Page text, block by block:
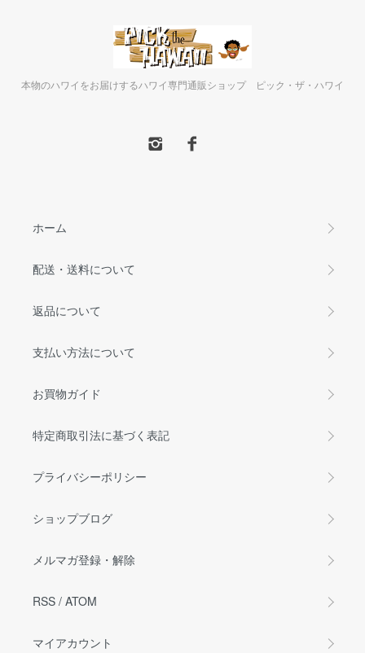
本物のハワイをお届けするハワイ専門通販ショップ ピック・ザ・ハワイ
ホーム
配送・送料について
返品について
支払い方法について
お買物ガイド
特定商取引法に基づく表記
プライバシーポリシー
ショップブログ
メルマガ登録・解除
RSS / ATOM
マイアカウント